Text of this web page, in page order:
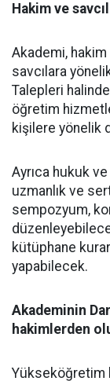
Hakim ve
Akademi, hakim
savcılara
Talepleri
öğretim
kişilere yönelik
Ayrıca hukuk
uzmanlık ve
sempozyum,
kütüphane
yapabilecek.
Akademinin
hakimlerden
Yükseköğretim